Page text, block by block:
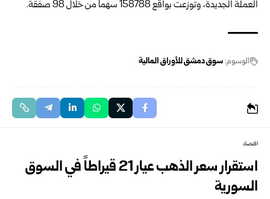
العملة الجديدة، وتوزعت بواقع 158788 سهماً من خلال 98 صفقة.
الوسوم:سوق دمشق للأوراق المالية
اقتصاد
استقرار سعر الذهب عيار 21 قيراطاً في السوق
السورية